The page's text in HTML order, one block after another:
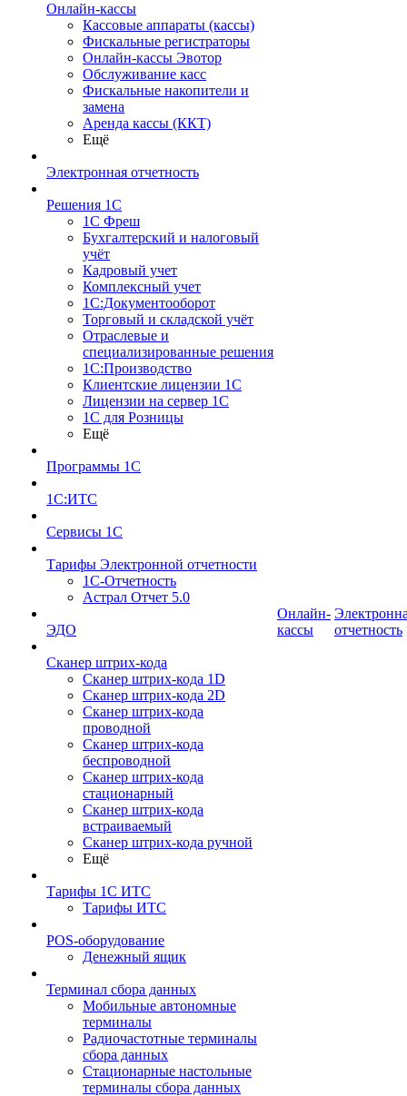
Онлайн-кассы
Кассовые аппараты (кассы)
Фискальные регистраторы
Онлайн-кассы Эвотор
Обслуживание касс
Фискальные накопители и
замена
Аренда кассы (ККТ)
Ещё
Электронная отчетность
Решения 1С
1С Фреш
Бухгалтерский и налоговый
учёт
Кадровый учет
Комплексный учет
1С:Документооборот
Торговый и складской учёт
Отраслевые и
специализированные решения
1С:Производство
Клиентские лицензии 1С
Лицензии на сервер 1С
1С для Розницы
Ещё
Программы 1С
1С:ИТС
Сервисы 1С
Тарифы Электронной отчетности
1С-Отчетность
Астрал Отчет 5.0
ЭДО
Сканер штрих-кода
Сканер штрих-кода 1D
Сканер штрих-кода 2D
Сканер штрих-кода
проводной
Сканер штрих-кода
беспроводной
Сканер штрих-кода
стационарный
Сканер штрих-кода
встраиваемый
Сканер штрих-кода ручной
Ещё
Тарифы 1С ИТС
Тарифы ИТС
POS-оборудование
Денежный ящик
Терминал сбора данных
Мобильные автономные
терминалы
Радиочастотные терминалы
сбора данных
Стационарные настольные
терминалы сбора данных
Онлайн-
кассы
отчетность